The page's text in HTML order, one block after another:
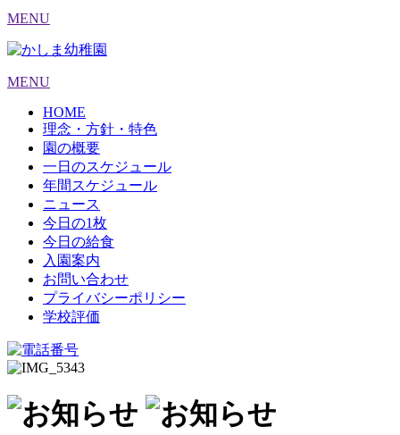
MENU
MENU
HOME
理念・方針・特色
園の概要
一日のスケジュール
年間スケジュール
ニュース
今日の1枚
今日の給食
入園案内
お問い合わせ
プライバシーポリシー
学校評価